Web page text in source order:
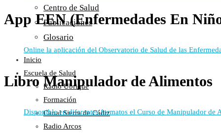
Noticias Sanitarias
Enlaces
Newsletter
Centro de Salud
Publicaciones
Glosario
Inicio
Escuela de Salud
Radio Ubrique
Formación
Canal Sierra de Cádiz
Radio Arcos
App EEN (Enfermedades En
Online la aplicación del Observatorio de Salud de las
Libro Manipulador de Alimentos
Disponible en diferentes formatos el Curso de Manipulador de